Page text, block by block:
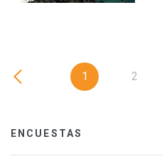
1 2
ENCUESTAS